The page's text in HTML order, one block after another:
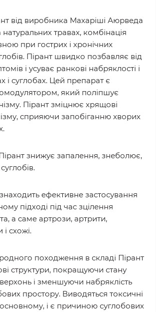
від виробника Махаріші Аюрведа
травах, комбінація
при гострих і хронічних
Пірант швидко позбавляє від
і усуває ранкові набряклості і
і суглобах. Цей препарат є
який поліпшує
Пірант зміцнює хрящові
сприяючи запобіганню хворих
знижує запалення, знеболює,
ефективне застосування
підході під час зцілення
а саме артрози, артрити,
схожі.
походження в складі Пірант
структури, покращуючи стану
і зменшуючи набряклість
простору. Виводяться токсичні
основному, і є причиною суглобових